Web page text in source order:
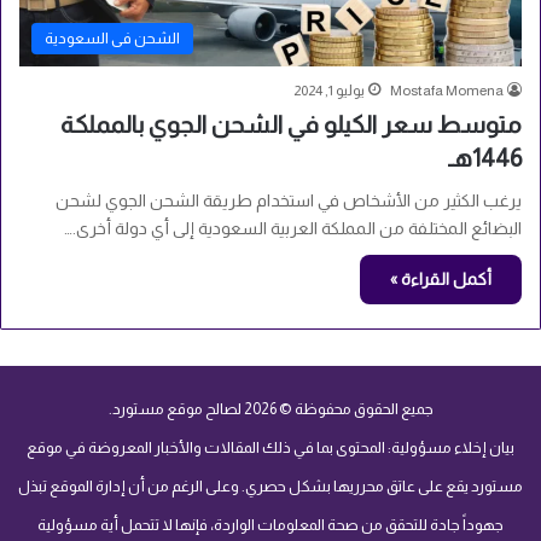
الشحن فى السعودية
Mostafa Momena يوليو 1, 2024
متوسط سعر الكيلو في الشحن الجوي بالمملكة
1446هـ
يرغب الكثير من الأشخاص في استخدام طريقة الشحن الجوي لشحن
البضائع المختلفة من المملكة العربية السعودية إلى أي دولة أخرى.…
أكمل القراءة »
جميع الحقوق محفوظة © 2026 لصالح موقع مستورد.
بيان إخلاء مسؤولية: المحتوى بما في ذلك المقالات والأخبار المعروضة في موقع
مستورد يقع على عاتق محرريها بشكل حصري. وعلى الرغم من أن إدارة الموقع تبذل
جهوداً جادة للتحقق من صحة المعلومات الواردة، فإنها لا تتحمل أية مسؤولية